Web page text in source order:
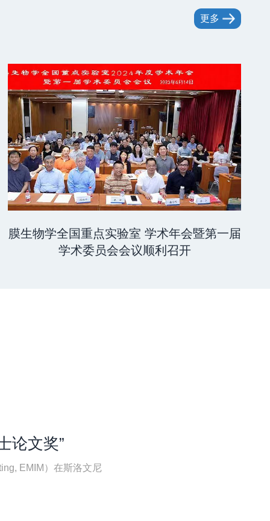
更多
膜生物学全国重点实验室 学术年会暨第一届
学术委员会会议顺利召开
论文奖”
EMIM）在斯洛文尼